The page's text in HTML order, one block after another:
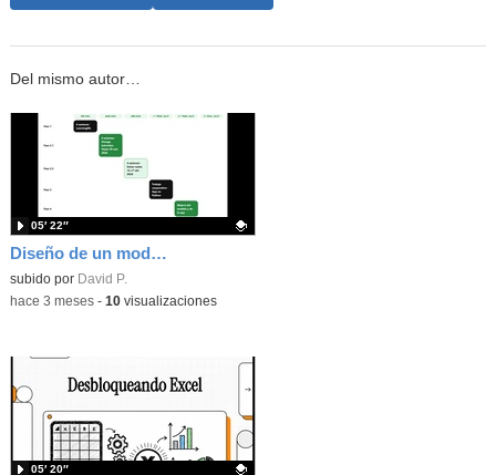
Del mismo autor…
Diseño de un modelo de IA que pueda predecir el rendimiento académico en 1º de Bachillerato
Contenido educativo.
subido por David P.
05′ 22″
-hace 3 meses- 10visualizaciones
05′ 20″